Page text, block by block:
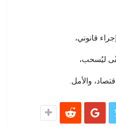
قانوني،
ليُسحب،
والأمل.